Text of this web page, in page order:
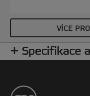
neztrácejí barvu a
neustále. Barva:
formátu A4. Balení:
VÍCE
Specifikace